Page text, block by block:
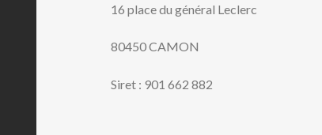
16 place du général Leclerc
80450 CAMON
Siret : 901 662 882